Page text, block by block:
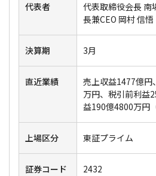
代表者
代表取締役会長 南
長兼CEO 岡村 信悟
決算期 3月
直近業績
売上収益1477億円
万円、税引前利益
益190億4800万円
上場区分 東証プライム
証券コード 2432